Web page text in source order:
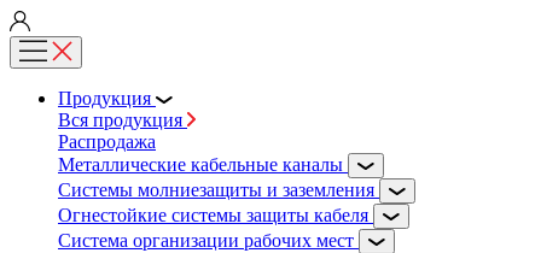
Продукция
Вся продукция
Распродажа
Металлические кабельные каналы
Системы молниезащиты и заземления
Огнестойкие системы защиты кабеля
Система организации рабочих мест